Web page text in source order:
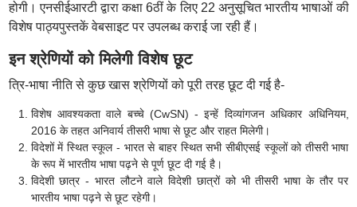
होगी। एनसीईआरटी द्वारा कक्षा 6ठीं के लिए 22 अनुसूचित भारतीय भाषाओं की
विशेष पाठ्यपुस्तकें वेबसाइट पर उपलब्ध कराई जा रही हैं।
इन श्रेणियों को मिलेगी विशेष छूट
त्रि-भाषा नीति से कुछ खास श्रेणियों को पूरी तरह छूट दी गई है-
विशेष आवश्यकता वाले बच्चे (CwSN) - इन्हें दिव्यांगजन अधिकार अधिनियम,
2016 के तहत अनिवार्य तीसरी भाषा से छूट और राहत मिलेगी।
विदेशों में स्थित स्कूल - भारत से बाहर स्थित सभी सीबीएसई स्कूलों को तीसरी भाषा
के रूप में भारतीय भाषा पढ़ने से पूर्ण छूट दी गई है।
विदेशी छात्र - भारत लौटने वाले विदेशी छात्रों को भी तीसरी भाषा के तौर पर
भारतीय भाषा पढ़ने से छूट रहेगी।